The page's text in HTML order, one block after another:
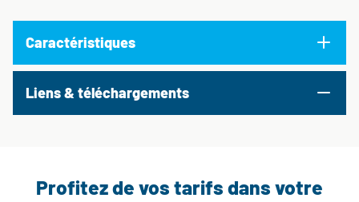
Caractéristiques
Liens & téléchargements
Profitez de vos tarifs dans votre